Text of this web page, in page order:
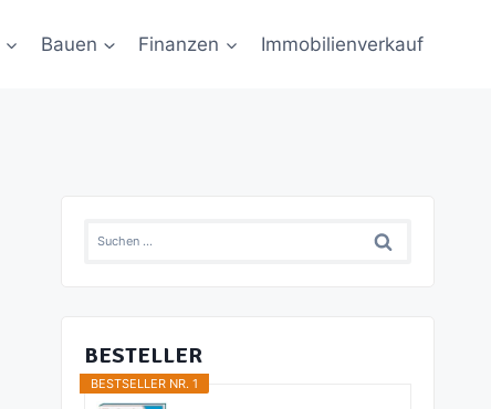
Bauen Finanzen Immobilienverkauf
Suchen
BESTELLER
BESTSELLER NR. 1